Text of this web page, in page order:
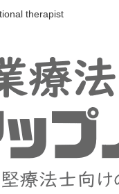
therapist